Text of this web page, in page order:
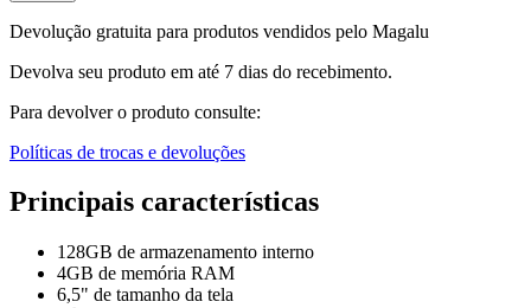
Devolução gratuita para produtos vendidos pelo Magalu
Devolva seu produto em até 7 dias do recebimento.
Para devolver o produto consulte:
Políticas de trocas e devoluções
Principais características
128GB de armazenamento interno
4GB de memória RAM
6,5" de tamanho da tela